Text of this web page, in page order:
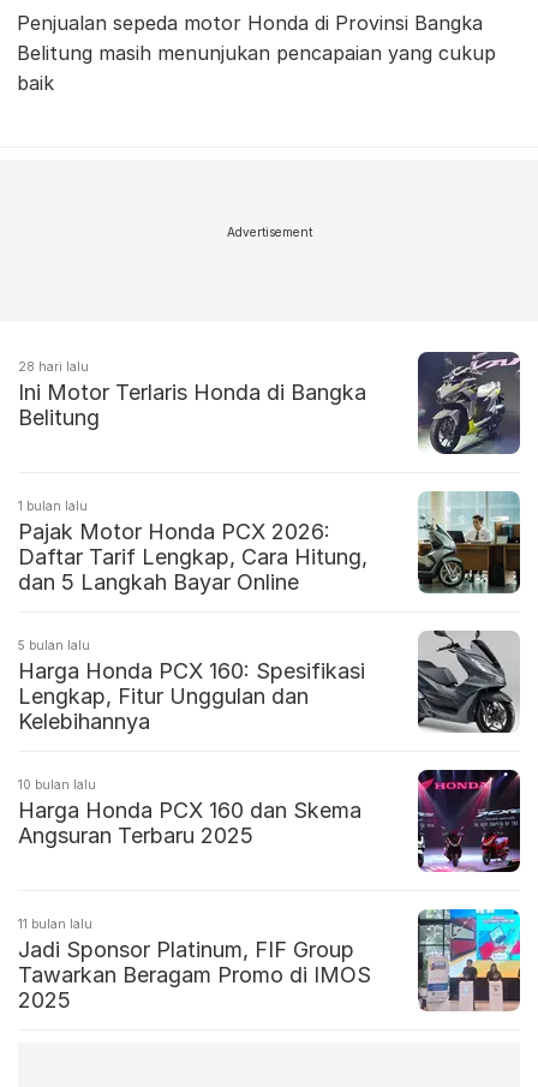
Penjualan sepeda motor Honda di Provinsi Bangka
Belitung masih menunjukan pencapaian yang cukup
baik
Advertisement
28 hari lalu
Ini Motor Terlaris Honda di Bangka
Belitung
1 bulan lalu
Pajak Motor Honda PCX 2026:
Daftar Tarif Lengkap, Cara Hitung,
dan 5 Langkah Bayar Online
5 bulan lalu
Harga Honda PCX 160: Spesifikasi
Lengkap, Fitur Unggulan dan
Kelebihannya
10 bulan lalu
Harga Honda PCX 160 dan Skema
Angsuran Terbaru 2025
11 bulan lalu
Jadi Sponsor Platinum, FIF Group
Tawarkan Beragam Promo di IMOS
2025